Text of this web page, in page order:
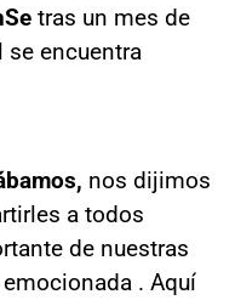
tras un mes de
se encuentra
nos dijimos
a todos
de nuestras
. Aquí